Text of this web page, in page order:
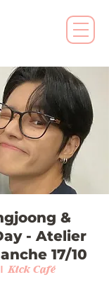
&
- Atelier
17/10
Kick Café